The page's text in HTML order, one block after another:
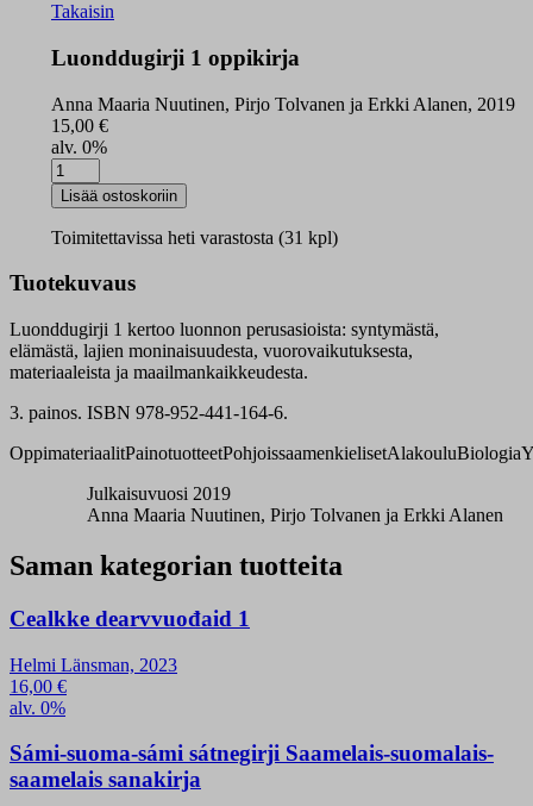
Takaisin
Luonddugirji 1 oppikirja
Anna Maaria Nuutinen, Pirjo Tolvanen ja Erkki Alanen, 2019
15,00 €
alv. 0%
Luonddugirji
1
oppikirja
määrä
Lisää ostoskoriin
Toimitettavissa heti varastosta (31 kpl)
Tuotekuvaus
Luonddugirji 1 kertoo luonnon perusasioista: syntymästä,
elämästä, lajien moninaisuudesta, vuorovaikutuksesta,
materiaaleista ja maailmankaikkeudesta.
3. painos. ISBN 978-952-441-164-6.
OppimateriaalitPainotuotteetPohjoissaamenkielisetAlakouluBiologia
Julkaisuvuosi 2019
Anna Maaria Nuutinen, Pirjo Tolvanen ja Erkki Alanen
Saman kategorian tuotteita
Cealkke dearvvuođaid 1
Helmi Länsman, 2023
16,00 €
alv. 0%
Sámi-suoma-sámi sátnegirji Saamelais-suomalais-
saamelais sanakirja